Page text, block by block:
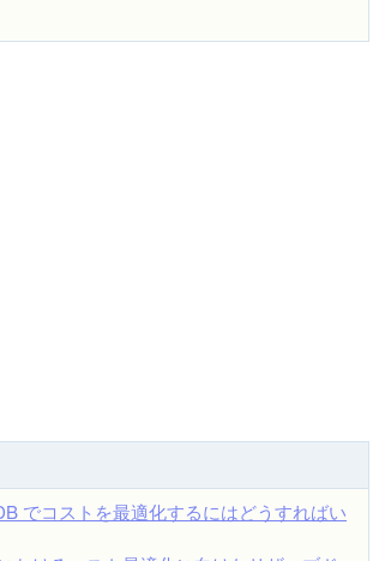
でコストを最適化するにはどうすればい